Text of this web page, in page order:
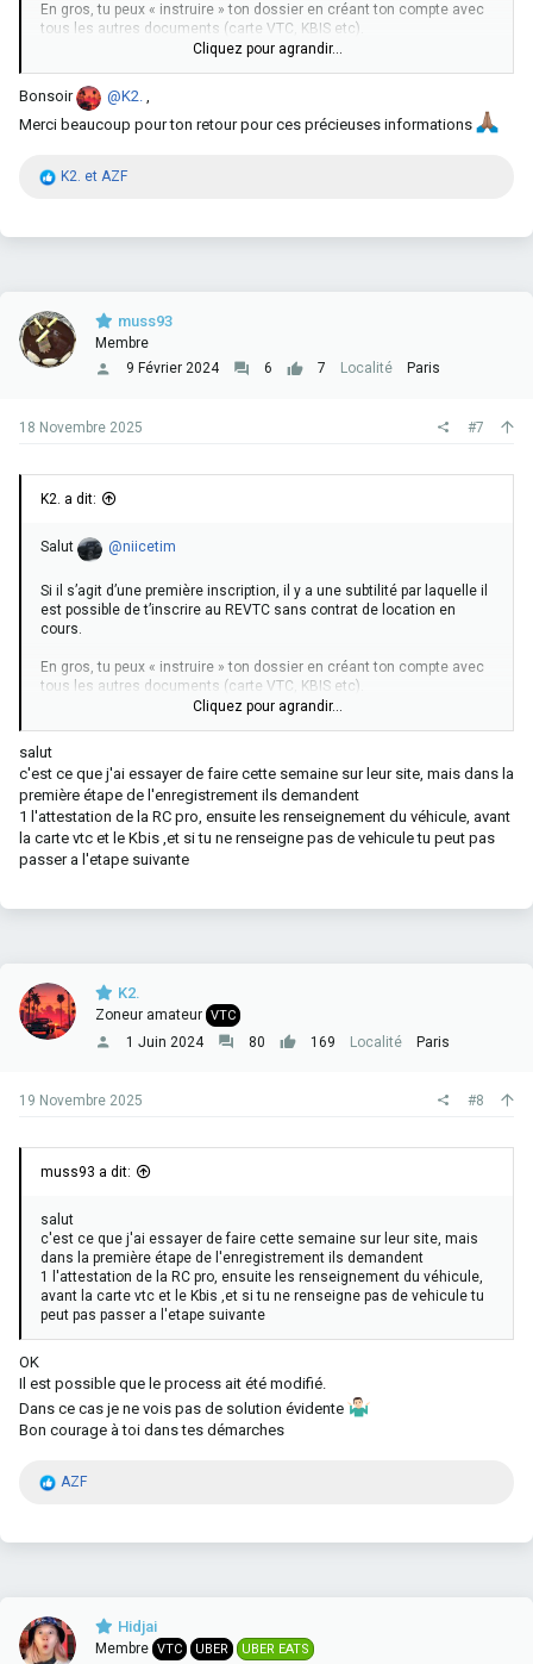
En gros, tu peux « instruire » ton dossier en créant ton compte avec
tous les autres documents (carte VTC, KBIS etc).
Une fois que ton dossier est pris en charge par le registre, ils te
et/ou contrat de location) pour pouvoir valider définitivement ton
inscription.
tes macarons provisoires puis les définitifs.
jusqu’à 10jrs la date de début effective de ta location, une fois que
Contrairement à ce que suggère
puisses demander un macaron événement lors de ta première
inscription. (Si quelqu’un sait confirmer)
Cliquez pour agrandir...
Bonsoir @K2.
Merci beaucoup pour ton retour pour ces précieuses informations
R
s
:
K2. et AZF
muss93
Membre
9 Février 2024
6 7 Localité Paris
18 Novembre 2025 #7
K2. a dit:
Salut @niicetim
Si il s’agit d’une première inscription, il y a une subtilité par laquelle il
est possible de t’inscrire au REVTC sans contrat de location en
cours.
En gros, tu peux « instruire » ton dossier en créant ton compte avec
tous les autres documents (carte VTC, KBIS etc).
Une fois que ton dossier est pris en charge par le registre, ils te
inscription.
C’est seulement à partir de là que tu lances le contrat de location. Tu
récupères les docs et tu les charges en ligne. Tu recevras ensuite
tes macarons provisoires puis les définitifs.
tu l’a réservé. Mais dans tous les cas, le registre met actuellement
puisses demander un macaron événement lors de ta première
inscription. (Si quelqu’un sait confirmer)
Bon courage.
Cliquez pour agrandir...
salut
c'est ce que j'ai essayer de faire cette semaine sur leur site, mais dans la
première étape de l'enregistrement ils demandent
1 l'attestation de la RC pro, ensuite les renseignement du véhicule, avant
la carte vtc et le Kbis ,et si tu ne renseigne pas de vehicule tu peut pas
passer a l'etape suivante
K2.
Zoneur amateur VTC
1 Juin 2024 80 169 Localité Paris
19 Novembre 2025 #8
muss93 a dit:
salut
c'est ce que j'ai essayer de faire cette semaine sur leur site, mais
dans la première étape de l'enregistrement ils demandent
1 l'attestation de la RC pro, ensuite les renseignement du véhicule,
avant la carte vtc et le Kbis ,et si tu ne renseigne pas de vehicule tu
peut pas passer a l'etape suivante
OK
Il est possible que le process ait été modifié.
Dans ce cas je ne vois pas de solution évidente
Bon courage à toi dans tes démarches
R
s
:
AZF
Hidjai
Membre VTC UBER UBER EATS